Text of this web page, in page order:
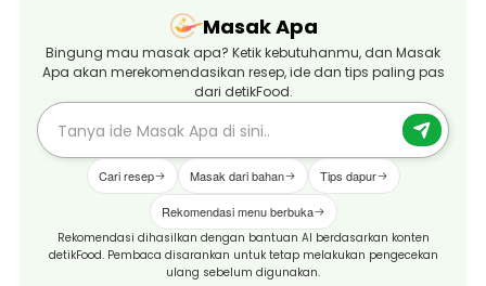
Masak Apa
Bingung mau masak apa? Ketik kebutuhanmu, dan Masak
Apa akan merekomendasikan resep, ide dan tips paling pas
dari detikFood.
Cari resep Masak dari bahan Tips dapur
Rekomendasi menu berbuka
Rekomendasi dihasilkan dengan bantuan AI berdasarkan konten
detikFood. Pembaca disarankan untuk tetap melakukan pengecekan
ulang sebelum digunakan.